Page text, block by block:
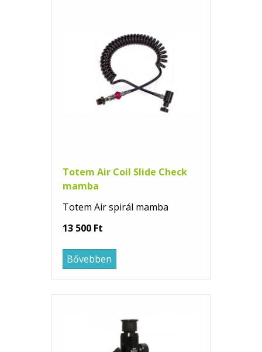
Totem Air Coil Slide Check
mamba
Totem Air spirál mamba
13 500 Ft
Bővebben